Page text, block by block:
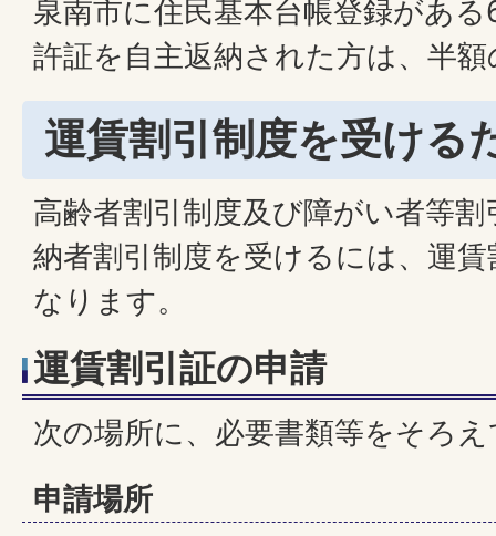
泉南市に住民基本台帳登録があ
許証を自主返納された方は、半
運賃割引制度を受ける
高齢者割引制度及び障がい者等
納者割引制度を受けるには、運
なります。
運賃割引証の申請
次の場所に、必要書類等をそろ
申請場所